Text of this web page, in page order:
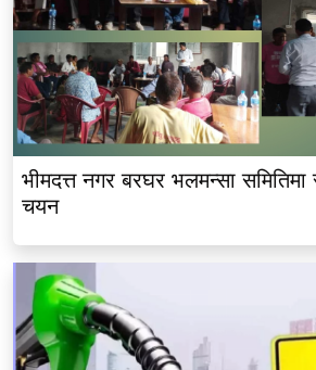
भीमदत्त नगर बरघर भलमन्सा समितिमा
चयन